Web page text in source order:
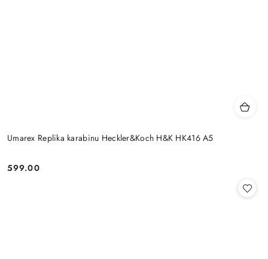
Umarex Replika karabinu Heckler&Koch H&K HK416 A5
Cena:
599.00